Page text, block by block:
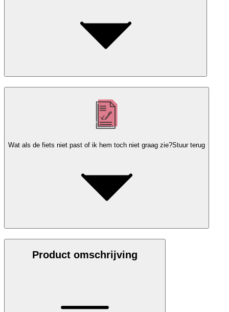
Wat als de fiets niet past of ik hem toch niet graag zie?Stuur terug
Product omschrijving